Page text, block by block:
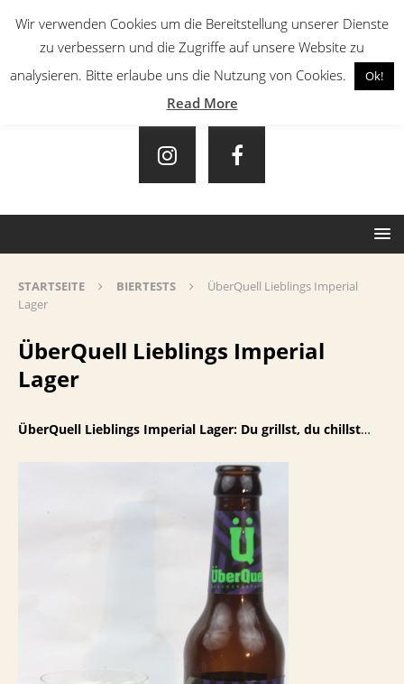
STARTSEITE BIERTESTS
ÜberQuell Lieblings Imperial
Lager
ÜberQuell Lieblings Imperial
Lager
ÜberQuell Lieblings Imperial Lager: Du grillst, du chillst…
Wir verwenden Cookies um die Bereitstellung unserer Dienste
zu verbessern und die Zugriffe auf unsere Website zu
analysieren. Bitte erlaube uns die Nutzung von Cookies.
Ok!
Read More